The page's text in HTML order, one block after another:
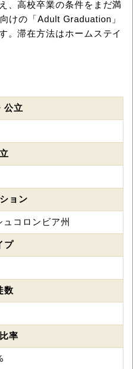
、高校卒業の条件をまだ満
けの「Adult Graduation」
。滞在方法はホームステイ
公立
ョン
コロンビア州
プ
数
率